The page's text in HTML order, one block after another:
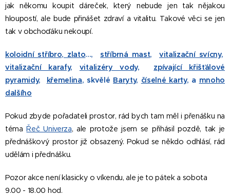
jak někomu koupit dáreček, který nebude jen tak nějakou
hloupostí, ale bude přinášet zdraví a vitalitu. Takové věci se jen
tak v obchoďáku nekoupí.
koloidní stříbro, zlato...,stříbrná mast,vitalizační svícny,
vitalizační karafy, vitalizéry vody, zpívající křišťálové
pyramidy, křemelina, skvělé Baryty, číselné karty, a mnoho
dalšího
Pokud zbyde pořadateli prostor, rád bych tam měl i přenášku na
témaŘeč Univerza, ale protože jsem se přihásil pozdě, tak je
přednáškový prostor již obsazený. Pokud se někdo odhlásí, rád
udělám i přednášku.
Pozor akce není klasicky o víkendu, ale je to pátek a sobota
9.00 - 18.00 hod.